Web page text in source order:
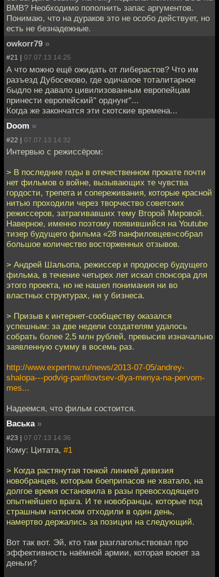
ВМВ? Необходимо пополнить запас аргументов.
Понимаю, что на дураков это не особо действует, но
есть не безнадежные.
owkorr79 »
#21 | 07.07.13 14:25
А что можно ещё ожидать от либерастов? Что им
разъезд Дубосеково, где одичалое тоталитарное
быдло не давало цивилизованным европейцам
принести европейский" орднунг"...
Когда же закончатся эти скотские времена...
Doom »
#22 | 07.07.13 14:32
Интервью с режиссёром:
> В последние годы в отечественном прокате почти
нет фильмов о войне, вызывающих те чувства
гордости, трепета и сопереживания, которые красной
нитью проходили через творчество советских
режиссеров, затрагивавших тему Второй Мировой.
Наверное, именно поэтому появившийся на Youtube
тизер будущего фильма «28 панфиловцев»собрал
большое количество восторженных отзывов.
> Андрей Шальопа, режиссер и продюсер будущего
фильма, в течение четырех лет искал спонсора для
этого проекта, но не нашел понимания ни во
властных структурах, ни у бизнеса.
> Призыв к интернет-сообществу оказался
успешным: за две недели создателям удалось
собрать более 2,5 млн рублей, превысив изначально
заявленную сумму в восемь раз.
http://www.expertnw.ru/news/2013-07-05/andrey-
shalopa---podvig-panfilovtsev-dlya-menya-na-pervom-
mes...
Надеемся, что фильм состоится.
Васька »
#23 | 07.07.13 14:36
Кому: Цитата, #1
> Когда растянутая тонкой линией дивизия
новобранцев, которым боеприпасов не хватало, на
долгое время остановила в разы превосходящего
опытнейшего врага. И те новобранцы, которые под
страшным натиском отходили в один день,
намертво держались за позиции на следующий.
Вот так вот. Эй, кто там разглагольствовал про
эффективность наёмной армии, которая воюет за
деньги?